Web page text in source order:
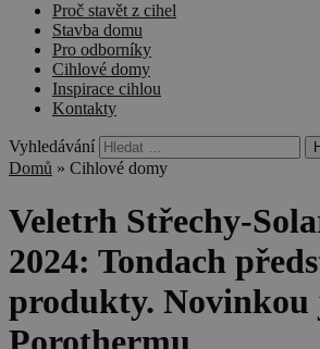
Proč stavět z cihel
Stavba domu
Pro odborníky
Cihlové domy
Inspirace cihlou
Kontakty
Vyhledávání
Domů » Cihlové domy
Veletrh Střechy-
2024: Tondach
produkty. Novinkou